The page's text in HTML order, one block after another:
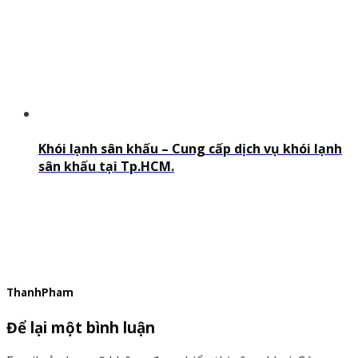
Khói lạnh sân khấu – Cung cấp dịch vụ khói lạnh
sân khấu tại Tp.HCM.
ThanhPham
Để lại một bình luận